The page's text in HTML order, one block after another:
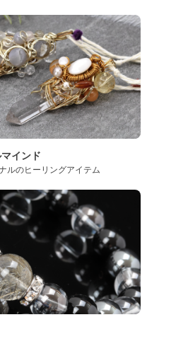
インド
ルのヒーリングアイテム